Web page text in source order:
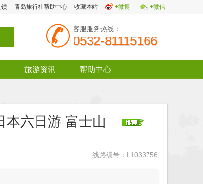
馈 青岛旅行社帮助中心 收藏本站 +微博 +微信
客服服务热线：
0532-81115166
旅游资讯 帮助中心
本六日游 富士山
线路编号：L1033756